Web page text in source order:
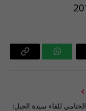
واتساب Copy
الختامي للقاء سيدة الجبل: